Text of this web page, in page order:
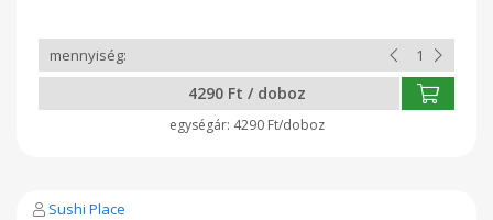
4290 Ft / doboz
4290 Ft/doboz
Sushi Place